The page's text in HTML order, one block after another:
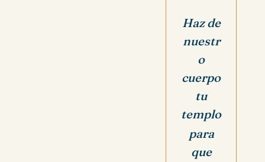
Haz de
nuestr
o
cuerpo
tu
templo
para
que